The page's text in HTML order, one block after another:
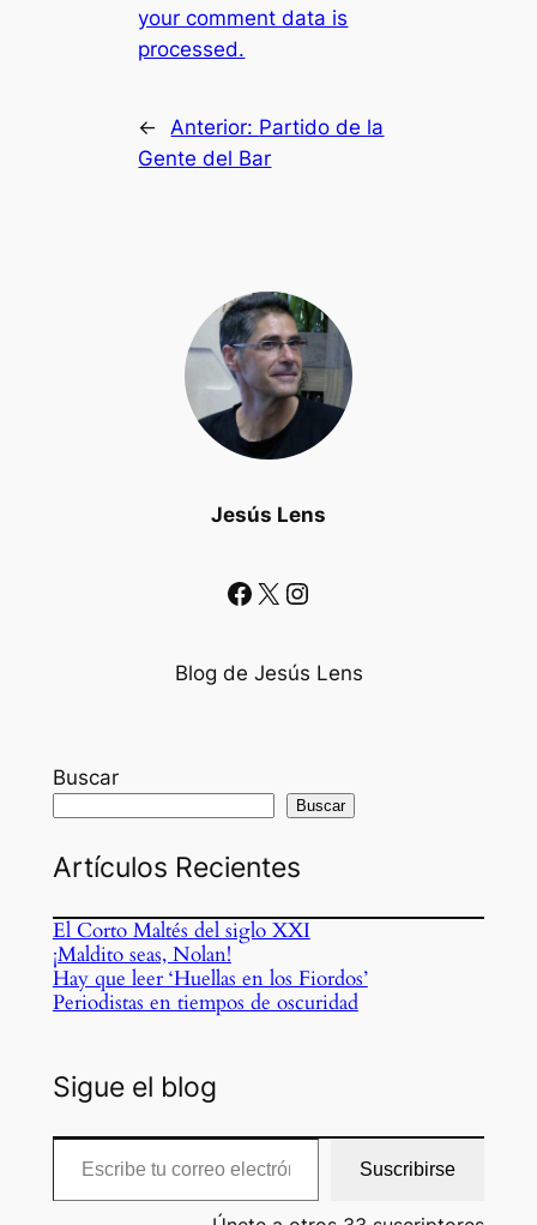
Jesús Lens
Facebook X Instagram
Blog de Jesús Lens
your comment data is
processed.
← Anterior: Partido de la
Gente del Bar
Buscar
Buscar
Artículos Recientes
El Corto Maltés del siglo XXI
¡Maldito seas, Nolan!
Hay que leer ‘Huellas en los Fiordos’
Periodistas en tiempos de oscuridad
Sigue el blog
Escribe tu correo electrónico…
Suscribirse